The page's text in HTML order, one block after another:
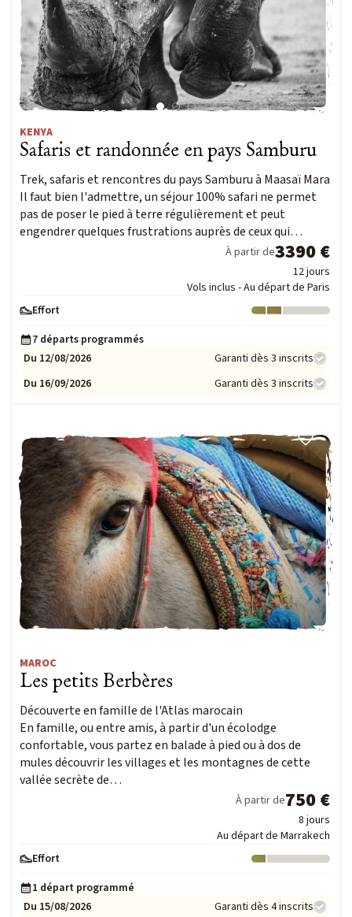
KENYA
Safaris et randonnée en pays Samburu
Trek, safaris et rencontres du pays Samburu à Maasaï Mara
Il faut bien l'admettre, un séjour 100% safari ne permet
pas de poser le pied à terre régulièrement et peut
engendrer quelques frustrations auprès de ceux qui…
À partir de3390 €
12 jours
Vols inclus - Au départ de Paris
Effort
Niveau : 2
7 départs programmés
Du 12/08/2026
Garanti dès 3 inscrits
Du 16/09/2026
Garanti dès 3 inscrits
MAROC
Les petits Berbères
Découverte en famille de l'Atlas marocain
En famille, ou entre amis, à partir d'un écolodge
confortable, vous partez en balade à pied ou à dos de
mules découvrir les villages et les montagnes de cette
vallée secrète de…
À partir de750 €
8 jours
Au départ de Marrakech
Effort
Niveau : 1
1 départ programmé
Du 15/08/2026
Garanti dès 4 inscrits